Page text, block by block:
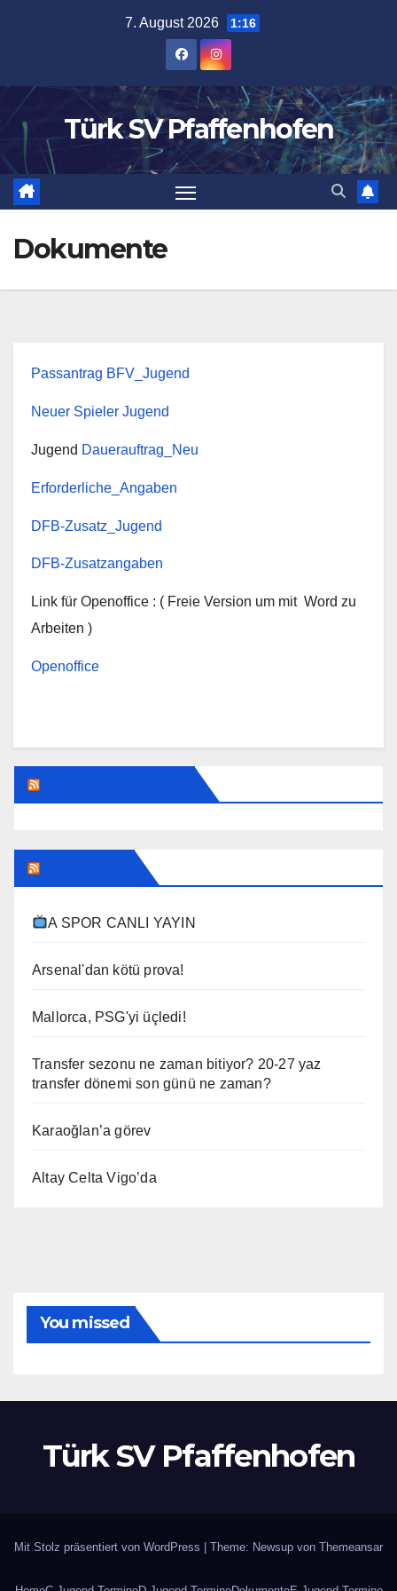
7. August 2026 1:16
Türk SV Pfaffenhofen
Dokumente
Passantrag BFV_Jugend
Neuer Spieler Jugend
Jugend Dauerauftrag_Neu
Erforderliche_Angaben
DFB-Zusatz_Jugend
DFB-Zusatzangaben
Link für Openoffice : ( Freie Version um mit Word zu
Arbeiten )
Openoffice
A SPOR CANLI YAYIN
Arsenal'dan kötü prova!
Mallorca, PSG'yi üçledi!
Transfer sezonu ne zaman bitiyor? 20-27 yaz
transfer dönemi son günü ne zaman?
Karaoğlan’a görev
Altay Celta Vigo’da
You missed
Türk SV Pfaffenhofen
Mit Stolz präsentiert von WordPress Theme: Newsup von Themeansar